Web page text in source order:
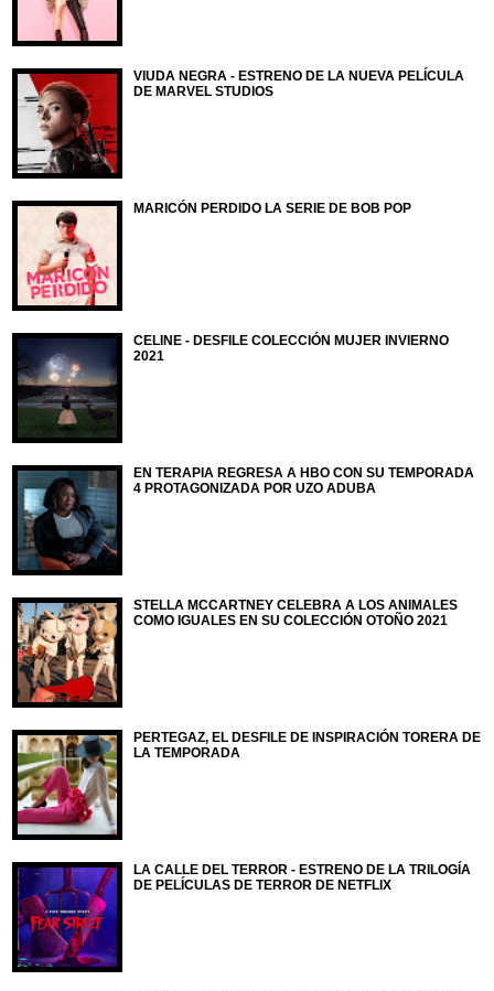
VIUDA NEGRA - ESTRENO DE LA NUEVA PELÍCULA
DE MARVEL STUDIOS
MARICÓN PERDIDO LA SERIE DE BOB POP
CELINE - DESFILE COLECCIÓN MUJER INVIERNO
2021
EN TERAPIA REGRESA A HBO CON SU TEMPORADA
4 PROTAGONIZADA POR UZO ADUBA
STELLA MCCARTNEY CELEBRA A LOS ANIMALES
COMO IGUALES EN SU COLECCIÓN OTOÑO 2021
PERTEGAZ, EL DESFILE DE INSPIRACIÓN TORERA DE
LA TEMPORADA
LA CALLE DEL TERROR - ESTRENO DE LA TRILOGÍA
DE PELÍCULAS DE TERROR DE NETFLIX